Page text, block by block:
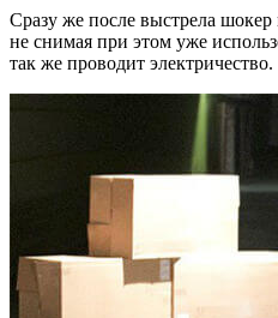
Сразу же после выстрела
не снимая при этом уже
так же проводит электричество.